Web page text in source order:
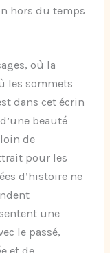
hors du temps
où la
les sommets
dans cet écrin
beauté
de
pour les
d’histoire ne
une
le passé,